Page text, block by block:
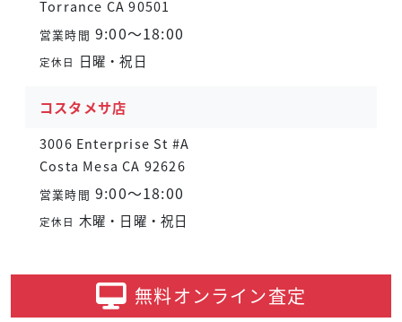
Torrance CA 90501
営業時間 9:00～18:00
定休日 日曜・祝日
コスタメサ店
3006 Enterprise St #A
Costa Mesa CA 92626
営業時間 9:00～18:00
定休日 木曜・日曜・祝日
無料オンライン査定